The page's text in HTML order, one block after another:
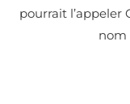
pourrait l’appeler
nom